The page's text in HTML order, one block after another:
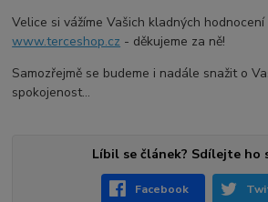
Velice si vážíme Vašich kladných
www.terceshop.cz - děkujeme za ně!
Samozřejmě se budeme i nadále snažit o
spokojenost...
Líbil se článek? Sdílejte ho
Facebook